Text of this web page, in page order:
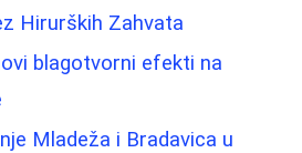
Hirurških Zahvata
blagotvorni efekti na
Mladeža i Bradavica u